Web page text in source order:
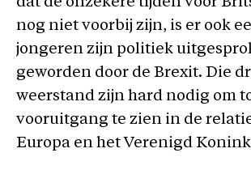
nog niet voorbij zijn, is er ook
jongeren zijn politiek
geworden door de Brexit. Die
weerstand zijn hard nodig om
vooruitgang te zien in de
Europa en het Verenigd